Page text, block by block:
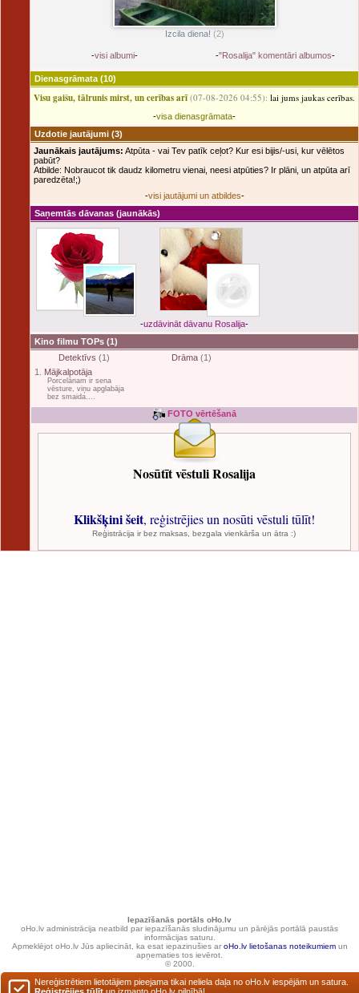
Izcila diena! (2)
-visi albumi- -"Rosalija" komentāri albumos-
Dienasgrāmata (10)
Visu gaišu, tālrunis mirst, un cerības arī (07-08-2026 04:55): lai jums jaukas cerības.
-visa dienasgrāmata-
Uzdotie jautājumi (3)
Jaunākais jautājums: Atpūta - vai Tev patīk ceļot? Kur esi bijis/-usi, kur vēlētos
pabūt?
Atbilde: Nobraucot tik daudz kilometru vienai, neesi atpūties? Ir plāni, un atpūta arī
paredzēta!;)
-visi jautājumi un atbildes-
Saņemtās dāvanas (jaunākās)
-uzdāvināt dāvanu Rosalija-
Kino filmu TOPs (1)
Detektīvs (1) Drāma (1)
1. Mājkalpotāja
Porcelānam ir sena
vēsture, viņu apglabāja
bez smaida....
FOTO vērtēšanā
Nosūtīt vēstuli Rosalija
Klikšķini šeit, reģistrējies un nosūti vēstuli tūlīt!
Reģistrācija ir bez maksas, bezgala vienkārša un ātra :)
Iepazīšanās portāls oHo.lv
oHo.lv administrācija neatbild par iepazīšanās sludinājumu un pārējās portālā paustās
informācijas saturu.
Apmeklējot oHo.lv Jūs apliecināt, ka esat iepazinušies ar oHo.lv lietošanas noteikumiemun
apņematies tos ievērot.
© 2000.
Nereģistrētiem lietotājiem pieejama tikai neliela daļa no oHo.lv iespējām un satura.